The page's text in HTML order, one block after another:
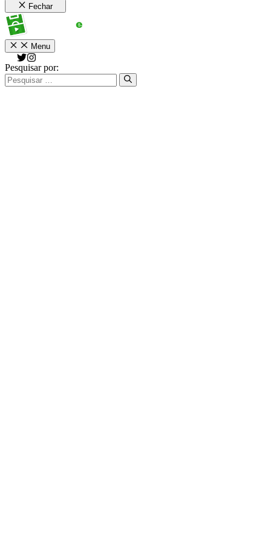
Fechar
Menu
Pesquisar por: